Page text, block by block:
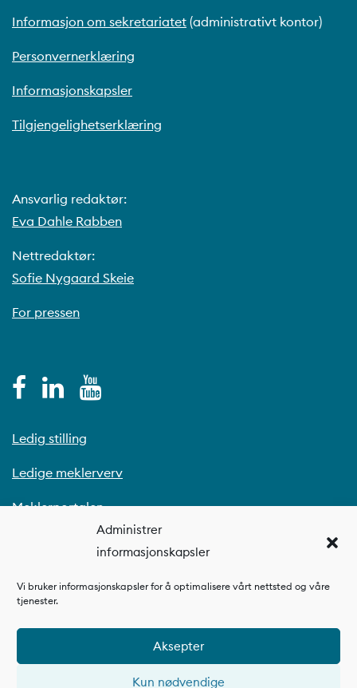
Administrer
informasjonskapsler
Vi bruker informasjonskapsler for å optimalisere vårt nettsted og våre
tjenester.
Aksepter
Kun nødvendige
Informasjon om sekretariatet (administrativt kontor)
Personvernerklæring
Informasjonskapsler
Tilgjengelighetserklæring
Ansvarlig redaktør:
Eva Dahle Rabben
Nettredaktør:
Sofie Nygaard Skeie
For pressen
Ledig stilling
Ledige meklerverv
Meklerportalen